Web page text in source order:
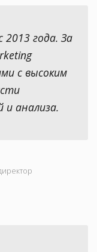
года. За
с высоким
и анализа.